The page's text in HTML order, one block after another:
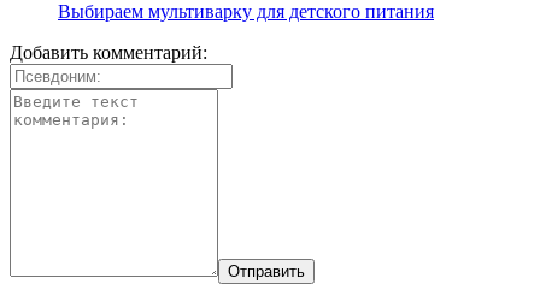
Выбираем мультиварку для детского питания
Добавить комментарий: